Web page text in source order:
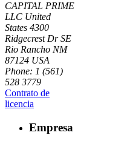
CAPITAL PRIME
LLC United
States 4300
Ridgecrest Dr SE
Rio Rancho NM
87124 USA
Phone: 1 (561)
528 3779
Contrato de
licencia
Empresa